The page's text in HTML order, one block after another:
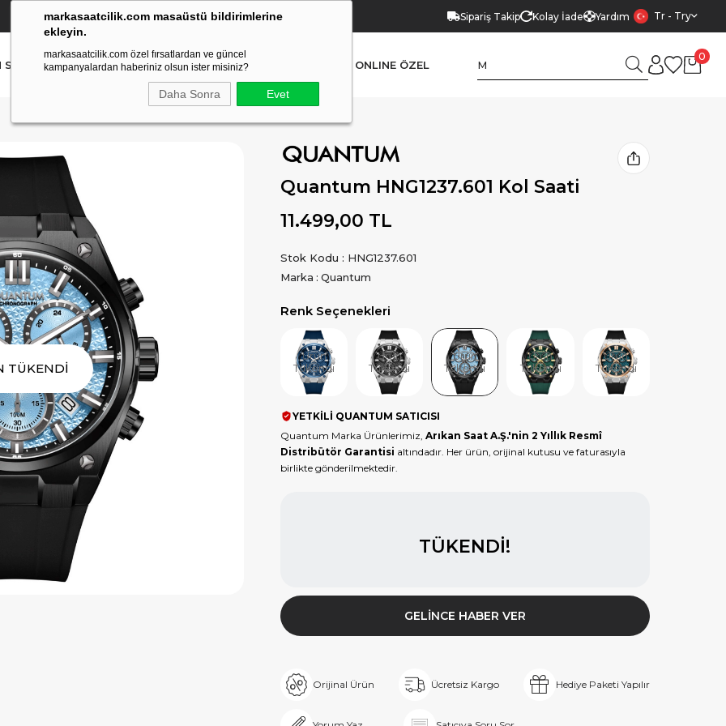
markasaatcilik.com masaüstü bildirimlerine
ekleyin.
markasaatcilik.com özel fırsatlardan ve güncel
kampanyalardan haberiniz olsun ister misiniz?
Daha Sonra Evet
YETKİLİ SATICI (Ücretsiz Kargo Ve İade) Sipariş Takip Kolay İade Yardım Tr - Try
ERKEK SAAT AKILLI SAAT ONLINE ÖZEL
0
TÜKENDİ
Quantum HNG1237.601 Kol Saati
11.499,00 TL
Stok Kodu
HNG1237.601
Marka : Quantum
Renk Seçenekleri
Ürün
Tükendi
Ürün
Tükendi
Ürün
Tükendi
Ürün
Tükendi
Ürün
Tükendi
YETKİLİ QUANTUM SATICISI
Quantum Marka Ürünlerimiz, Arıkan Saat A.Ş.'nin 2 Yıllık Resmî
Distribütör Garantisi altındadır. Her ürün, orijinal kutusu ve faturasıyla
birlikte gönderilmektedir.
TÜKENDI!
GELINCE HABER VER
Orijinal Ürün Ücretsiz Kargo Hediye Paketi Yapılır